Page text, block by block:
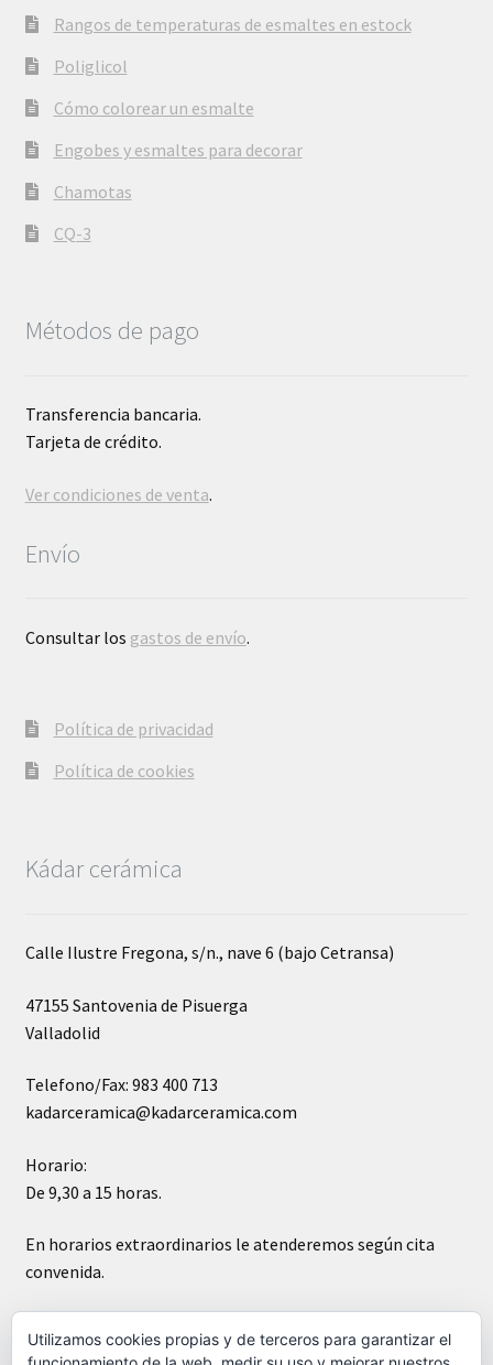
Rangos de temperaturas de esmaltes en estock
Poliglicol
Cómo colorear un esmalte
Engobes y esmaltes para decorar
Chamotas
CQ-3
Métodos de pago
Transferencia bancaria.
Tarjeta de crédito.
Ver condiciones de venta.
Envío
Consultar los gastos de envío.
Política de privacidad
Política de cookies
Kádar cerámica
Calle Ilustre Fregona, s/n., nave 6 (bajo Cetransa)
47155 Santovenia de Pisuerga
Valladolid
Telefono/Fax: 983 400 713
kadarceramica@kadarceramica.com
Horario:
De 9,30 a 15 horas.
En horarios extraordinarios le atenderemos según cita
convenida.
Utilizamos cookies propias y de terceros para garantizar el